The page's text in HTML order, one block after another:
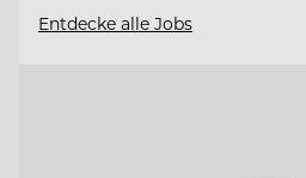
Entdecke alle Jobs